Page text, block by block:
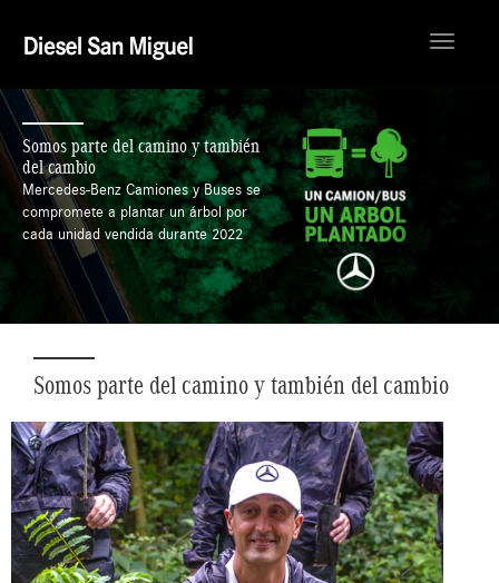
Toggle
Somos parte del camino y también
del cambio
Mercedes-Benz Camiones y Buses se
compromete a plantar un árbol por
cada unidad vendida durante 2022
Somos parte del camino y también del cambio